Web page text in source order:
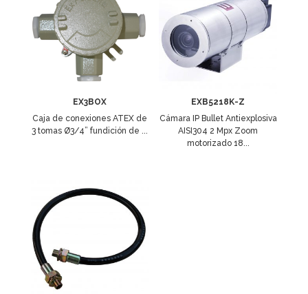
EX3BOX
Caja de conexiones ATEX de
3 tomas Ø3/4” fundición de ...
EXB5218K-Z
Cámara IP Bullet Antiexplosiva
AISI304 2 Mpx Zoom
motorizado 18...